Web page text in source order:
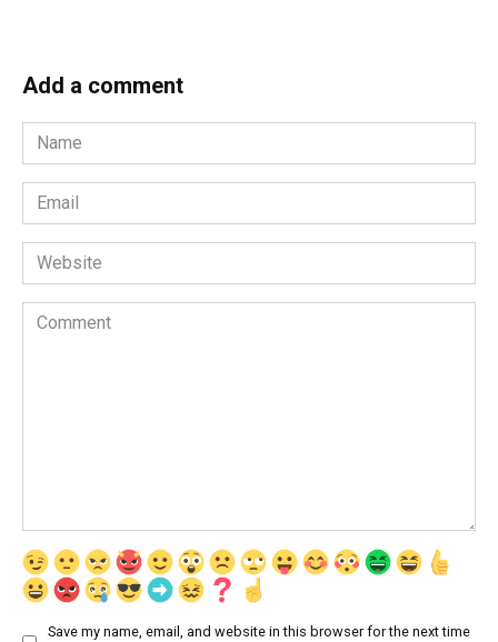
Add a comment
Name
*
Email
*
Website
Comment
Save my name, email, and website in this browser for the next time